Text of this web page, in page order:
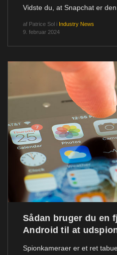
Vidste du, at Snapchat er
af Patrice Sol i Industry News
9. februar 2024
Sådan bruger du en
Android til at
Spionkameraer er et ret